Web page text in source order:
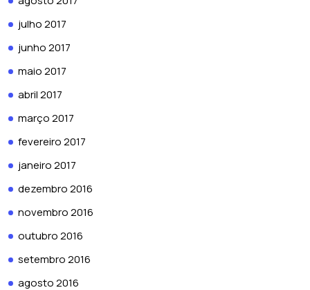
julho 2017
junho 2017
maio 2017
abril 2017
março 2017
fevereiro 2017
janeiro 2017
dezembro 2016
novembro 2016
outubro 2016
setembro 2016
agosto 2016